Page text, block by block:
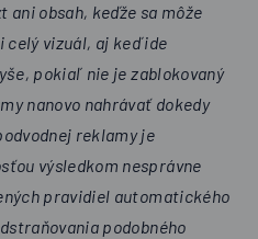
ani obsah, keďže sa môže
vizuál, aj keď ide
pokiaľ nie je zablokovaný
nanovo nahrávať dokedy
reklamy je
výsledkom nesprávne
pravidiel automatického
podobného